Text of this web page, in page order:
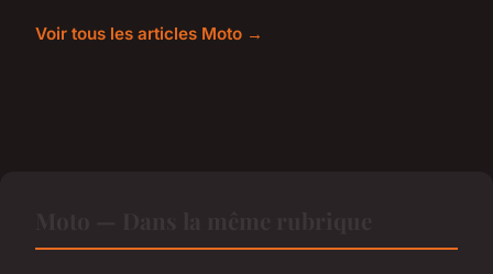
Voir tous les articles Moto →